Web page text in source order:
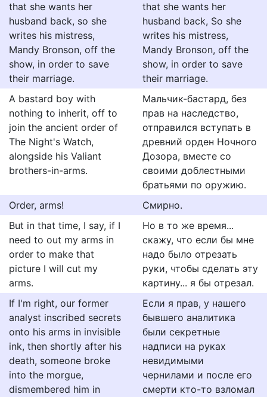
that she wants her
husband back, so she
writes his mistress,
Mandy Bronson, off the
show, in order to save
their marriage.
that she wants her
husband back, So she
writes his mistress,
Mandy Bronson, off the
show, in order to save
their marriage.
A bastard boy with
nothing to inherit, off to
join the ancient order of
The Night's Watch,
alongside his Valiant
brothers-in-arms.
Мальчик-бастард, без
прав на наследство,
отправился вступать в
древний орден Ночного
Дозора, вместе со
своими доблестными
братьями по оружию.
Order, arms!
Смирно.
But in that time, I say, if I
need to out my arms in
order to make that
picture I will cut my
arms.
Но в то же время...
скажу, что если бы мне
надо было отрезать
руки, чтобы сделать эту
картину... я бы отрезал.
If I'm right, our former
analyst inscribed secrets
onto his arms in invisible
ink, then shortly after his
death, someone broke
into the morgue,
dismembered him in
Если я прав, у нашего
бывшего аналитика
были секретные
надписи на руках
невидимыми
чернилами и после его
смерти кто-то взломал